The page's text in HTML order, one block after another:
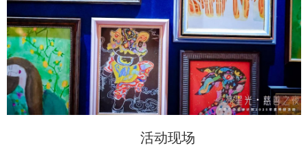
活动现场